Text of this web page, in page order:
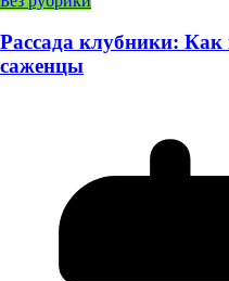
Рассада клубники:
саженцы